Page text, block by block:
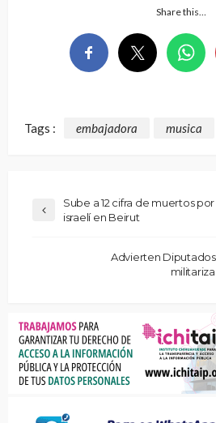
Share this…
Tags : embajadora musica
Sube a 12 cifra de muertos
israelí en Beirut
Advierten